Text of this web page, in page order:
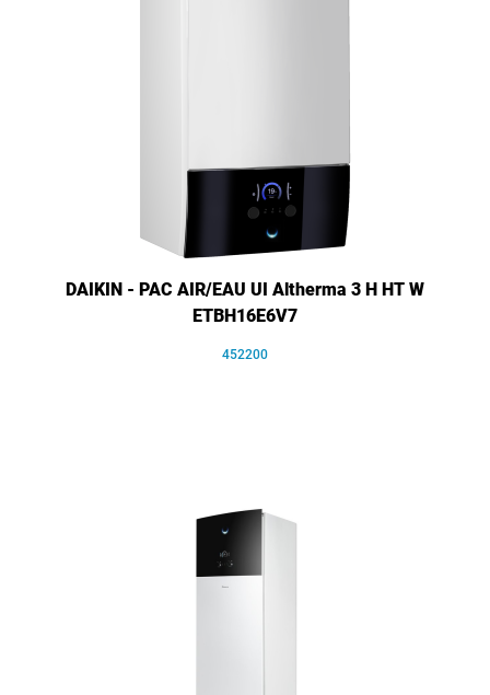
DAIKIN - PAC AIR/EAU UI Altherma 3 H HT W
ETBH16E6V7
452200